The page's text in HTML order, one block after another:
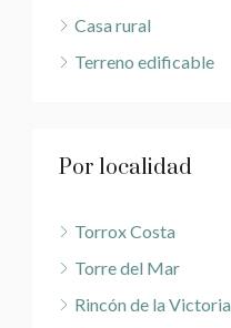
Casa rural
Terreno edificable
Por localidad
Torrox Costa
Torre del Mar
Rincón de la Victoria